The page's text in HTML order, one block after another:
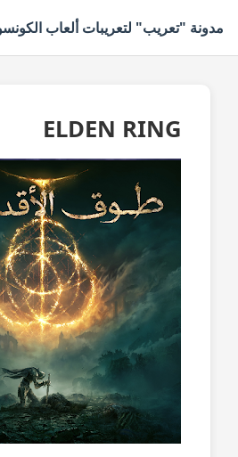
"تعريب" لتعريبات ألعاب الكونسول
ELDEN RING